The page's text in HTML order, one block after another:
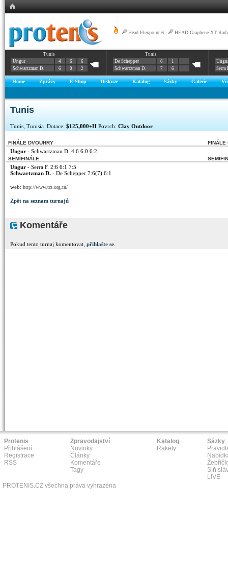
Head Flexpoint 6 HEAD Graphene XT
Tunis
Ungur
4 6
6
Schwartzman D.
6 0 2
Tunis
De Schepper
6
1
Schwartzman D.
7 6
Serra
Home Zprávy E-Shop Diskuze Katalog Sázky Galerie
Tunis
Tunis, Tunisia Dotace: $125,000+H Povrch: Clay Outdoor
FINÁLE DVOUHRY
Ungur - Schwartzman D. 4:6 6:0 6:2
FINÁLE
SEMIFINÁLE
Ungur - Serra F. 2:6 6:1 7:5
Schwartzman D. - De Schepper 7:6(7) 6:1
web: http://www.tct.org.tn/
Zpět na seznam turnajů
Komentáře
Pokud tento turnaj komentovat, přihlašte se
Protenis
Přihlášení
Registrace
RSS
Zpravodajství
Novinky
Články
Komentáře
Tagy
Katalog
Rakety
Sázky
Síň
L!VE
PROTENIS.CZ všechna práva vyhrazena